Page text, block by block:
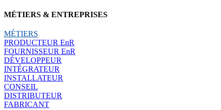
MÉTIERS & ENTREPRISES
MÉTIERS
PRODUCTEUR EnR
FOURNISSEUR EnR
DÉVELOPPEUR
INTÉGRATEUR
INSTALLATEUR
CONSEIL
DISTRIBUTEUR
FABRICANT